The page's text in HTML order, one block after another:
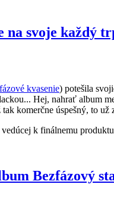
svoje každý
kvasenie) potešila
Hej, nahrať album
komerčne úspešný, to už
k finálnemu
Bezfázový